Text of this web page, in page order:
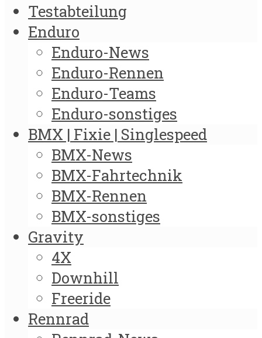
Testabteilung
Enduro
Enduro-News
Enduro-Rennen
Enduro-Teams
Enduro-sonstiges
BMX | Fixie | Singlespeed
BMX-News
BMX-Fahrtechnik
BMX-Rennen
BMX-sonstiges
Gravity
4X
Downhill
Freeride
Rennrad